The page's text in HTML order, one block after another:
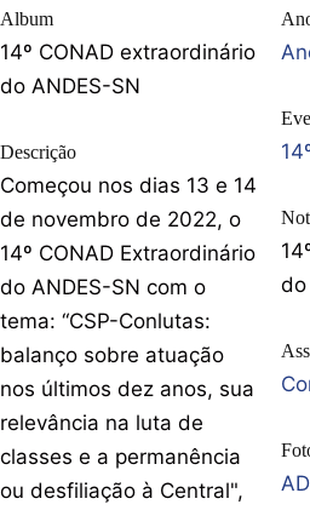
Album
14º CONAD extraordinário
do ANDES-SN
Descrição
Começou nos dias 13 e 14
de novembro de 2022, o
14º CONAD Extraordinário
do ANDES-SN com o
tema: “CSP-Conlutas:
balanço sobre atuação
nos últimos dez anos, sua
relevância na luta de
classes e a permanência
ou desfiliação à Central",
do